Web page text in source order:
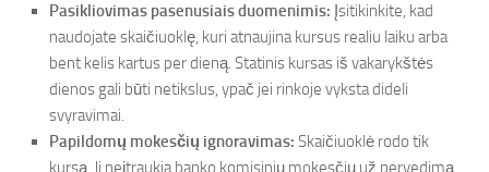
Pasikliovimas pasenusiais duomenimis: Įsitikinkite, kad
naudojate skaičiuoklę, kuri atnaujina kursus realiu laiku arba
bent kelis kartus per dieną. Statinis kursas iš vakarykštės
dienos gali būti netikslus, ypač jei rinkoje vyksta dideli
svyravimai.
Papildomų mokesčių ignoravimas: Skaičiuoklė rodo tik
kursą. Ji neįtraukia banko komisinių mokesčių už pervedimą,